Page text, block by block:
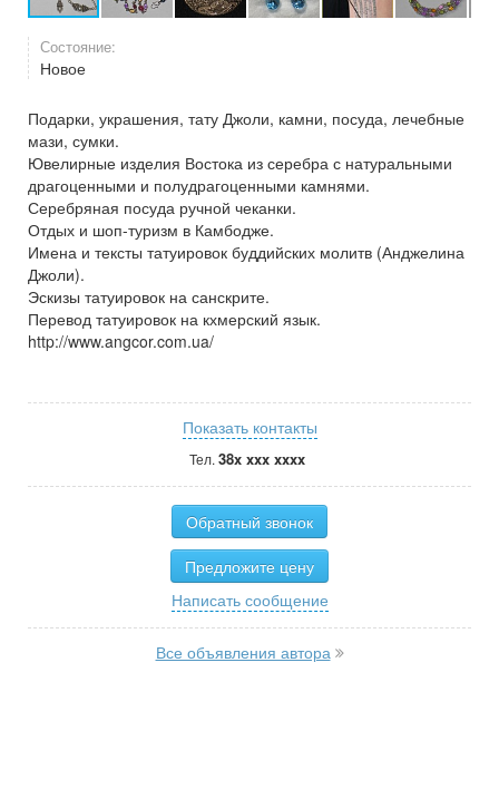
Состояние:
Новое
Подарки, украшения, тату Джоли, камни, посуда, лечебные
мази, сумки.
Ювелирные изделия Востока из серебра с натуральными
драгоценными и полудрагоценными камнями.
Серебряная посуда ручной чеканки.
Отдых и шоп-туризм в Камбодже.
Имена и тексты татуировок буддийских молитв (Анджелина
Джоли).
Эскизы татуировок на санскрите.
Перевод татуировок на кхмерский язык.
http://www.angcor.com.ua/
Показать контакты
Тел. 38x xxx xxxx
Обратный звонок
Предложите цену
Написать сообщение
Все объявления автора